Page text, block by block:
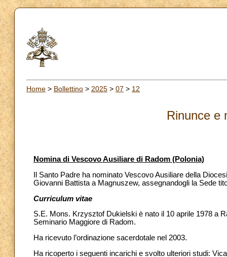
Home > Bollettino > 2025 > 07 > 12
Rinunce e
Nomina di Vescovo Ausiliare di Radom (Polonia)
Il Santo Padre ha nominato Vescovo Ausiliare della
Giovanni Battista a Magnuszew, assegnandogli la Sede
Curriculum vitae
S.E. Mons. Krzysztof Dukielski è nato il 10 aprile 1978 a
Seminario Maggiore di Radom.
Ha ricevuto l’ordinazione sacerdotale nel 2003.
Ha ricoperto i seguenti incarichi e svolto ulteriori studi: